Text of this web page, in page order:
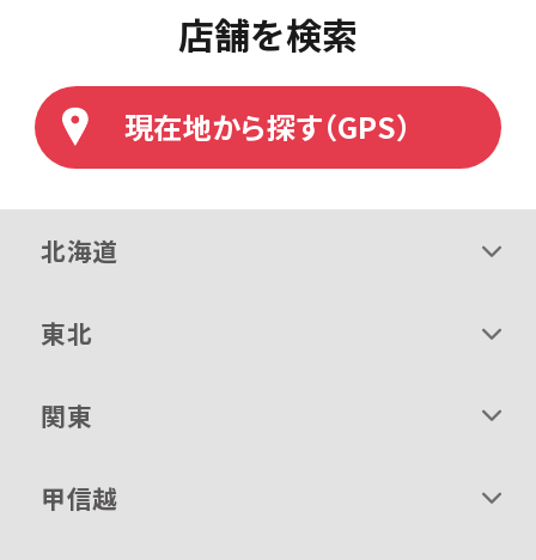
店舗を検索
現在地から探す（GPS）
北海道
東北
関東
甲信越